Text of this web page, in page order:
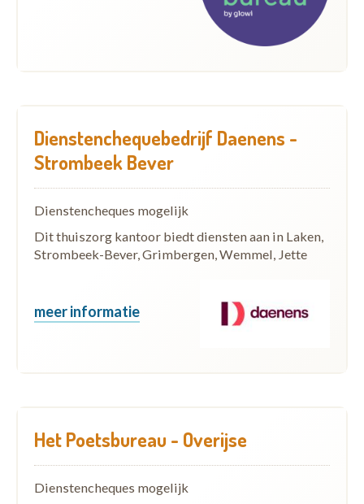
Dienstenchequebedrijf Daenens -
Strombeek Bever
Dienstencheques mogelijk
Dit thuiszorg kantoor biedt diensten aan in Laken,
Strombeek-Bever, Grimbergen, Wemmel, Jette
meer informatie
Het Poetsbureau - Overijse
Dienstencheques mogelijk